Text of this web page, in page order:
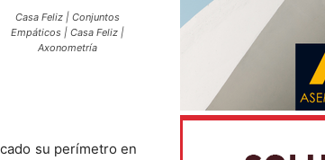
Casa Feliz | Conjuntos
Empáticos | Casa Feliz |
Axonometría
su perímetro en